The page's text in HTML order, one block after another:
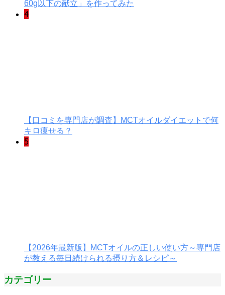
60g以下の献立」を作ってみた
4
【口コミを専門店が調査】MCTオイルダイエットで何
キロ痩せる？
5
【2026年最新版】MCTオイルの正しい使い方～専門店
が教える毎日続けられる摂り方＆レシピ～
カテゴリー